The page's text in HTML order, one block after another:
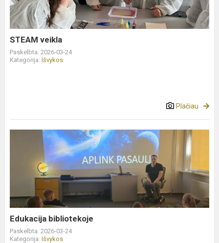
STEAM veikla
Paskelbta: 2026-03-24
Kategorija: Išvykos
Plačiau
bibliotekoje
Edukacija bibliotekoje
Paskelbta: 2026-03-24
Kategorija: Išvykos